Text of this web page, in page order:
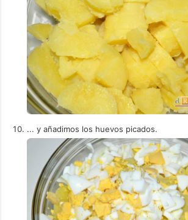
... y añadimos los huevos picados.